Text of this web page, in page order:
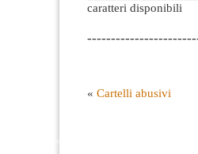
caratteri disponibili
« Cartelli abusivi